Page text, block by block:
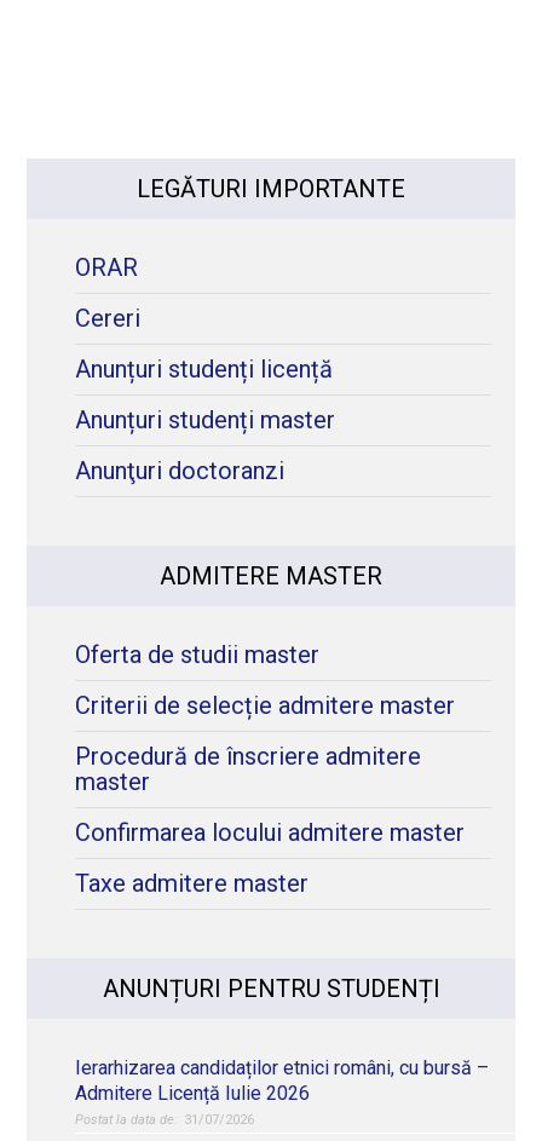
LEGĂTURI IMPORTANTE
ORAR
Cereri
Anunțuri studenți licență
Anunțuri studenți master
Anunţuri doctoranzi
ADMITERE MASTER
Oferta de studii master
Criterii de selecție admitere master
Procedură de înscriere admitere
master
Confirmarea locului admitere master
Taxe admitere master
ANUNȚURI PENTRU STUDENȚI
Ierarhizarea candidaților etnici români, cu bursă –
Admitere Licență Iulie 2026
31/07/2026